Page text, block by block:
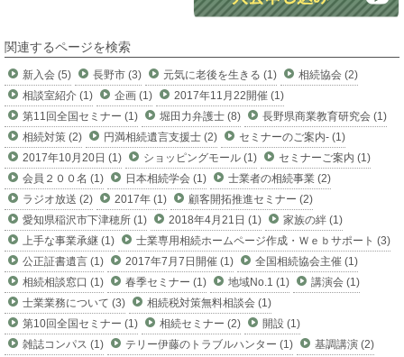
関連するページを検索
新入会 (5) 長野市 (3) 元気に老後を生きる (1)
相続協会 (2)
相談室紹介 (1)
企画 (1)
2017年11月22開催 (1)
第11回全国セミナー (1)
堀田力弁護士 (8)
長野県商業教育研究会 (1)
相続対策 (2)
円満相続遺言支援士 (2)
セミナーのご案内- (1)
2017年10月20日 (1)
ショッピングモール (1)
セミナーご案内 (1)
会員２００名 (1)
日本相続学会 (1)
士業者の相続事業 (2)
ラジオ放送 (2)
2017年 (1)
顧客開拓推進セミナー (2)
愛知県稲沢市下津穂所 (1)
2018年4月21日 (1)
家族の絆 (1)
上手な事業承継 (1)
士業専用相続ホームページ作成・Ｗｅｂサポート (3)
公正証書遺言 (1)
2017年7月7日開催 (1)
全国相続協会主催 (1)
相続相談窓口 (1)
春季セミナー (1) 地域No.1 (1)
講演会 (1)
士業業務について (3)
相続税対策無料相談会 (1)
第10回全国セミナー (1)
相続セミナー (2)
開設 (1)
雑誌コンパス (1)
テリー伊藤のトラブルハンター (1)
基調講演 (2)